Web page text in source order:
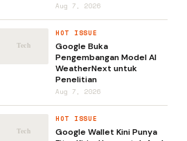
Aug 7, 2026
HOT ISSUE
Google Buka
Pengembangan Model AI
WeatherNext untuk
Penelitian
Aug 7, 2026
HOT ISSUE
Google Wallet Kini Punya